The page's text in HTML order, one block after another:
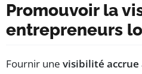
Promouvoir la
entrepreneurs
Fournir une visibilité accrue